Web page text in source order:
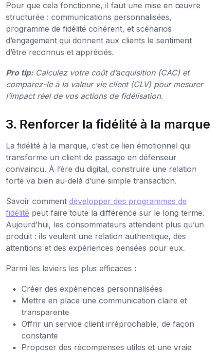
Pour que cela fonctionne, il faut une mise en œuvre
structurée : communications personnalisées,
programme de fidélité cohérent, et scénarios
d’engagement qui donnent aux clients le sentiment
d’être reconnus et appréciés.
Pro tip: Calculez votre coût d’acquisition (CAC) et
comparez-le à la valeur vie client (CLV) pour mesurer
l’impact réel de vos actions de fidélisation.
3. Renforcer la fidélité à la marque
La fidélité à la marque, c’est ce lien émotionnel qui
transforme un client de passage en défenseur
convaincu. À l’ère du digital, construire une relation
forte va bien au-delà d’une simple transaction.
Savoir comment développer des programmes de
fidélité peut faire toute la différence sur le long terme.
Aujourd’hui, les consommateurs attendent plus qu’un
produit : ils veulent une relation authentique, des
attentions et des expériences pensées pour eux.
Parmi les leviers les plus efficaces :
Créer des expériences personnalisées
Mettre en place une communication claire et
transparente
Offrir un service client irréprochable, de façon
constante
Proposer des récompenses utiles et une vraie